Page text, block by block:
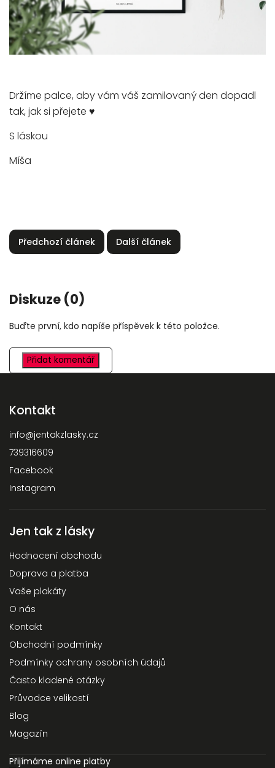
Držíme palce, aby vám váš zamilovaný den dopadl
tak, jak si přejete ♥
S láskou
Míša
Předchozí článek Další článek
Diskuze (0)
Buďte první, kdo napíše příspěvek k této položce.
Přidat komentář
Kontakt
info@jentakzlasky.cz
739316609
Facebook
Instagram
Jen tak z lásky
Hodnocení obchodu
Doprava a platba
Vaše plakáty
O nás
Kontakt
Obchodní podmínky
Podmínky ochrany osobních údajů
Často kladené otázky
Průvodce velikostí
Blog
Magazín
Přijímáme online platby